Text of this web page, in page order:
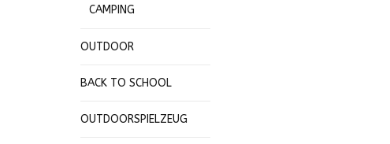
CAMPING
OUTDOOR
BACK TO SCHOOL
OUTDOORSPIELZEUG